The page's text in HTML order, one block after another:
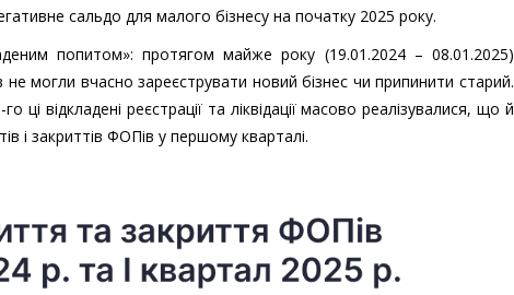
сальдо для малого бізнесу на початку 2025 року.
попитом»: протягом майже року (19.01.2024 – 08.01.2025)
могли вчасно зареєструвати новий бізнес чи припинити старий.
відкладені реєстрації та ліквідації масово реалізувалися, що й
і закриттів ФОПів у першому кварталі.